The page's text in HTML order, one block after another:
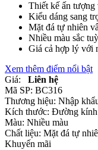
Thiết kế ấn tượng
Kiểu dáng sang
Mặt đá tự nhiên
Nhiều màu sắc
Giá cả hợp lý với
Xem thêm điểm nổi bật
Giá:
Liên hệ
Mã SP: BC316
Thương hiệu: Nhập
Kích thước: Đường kính
Màu: Nhiều màu
Chất liệu: Mặt đá tự
Khuyến mãi